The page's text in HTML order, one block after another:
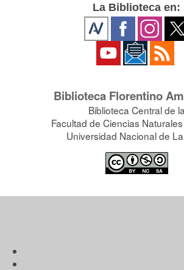
La Biblioteca en:
Biblioteca Florentino
Biblioteca Central de
Facultad de Ciencias
Universidad Nacional de